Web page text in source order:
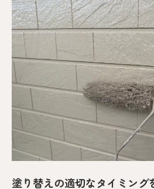
塗り替えの適切なタイミング